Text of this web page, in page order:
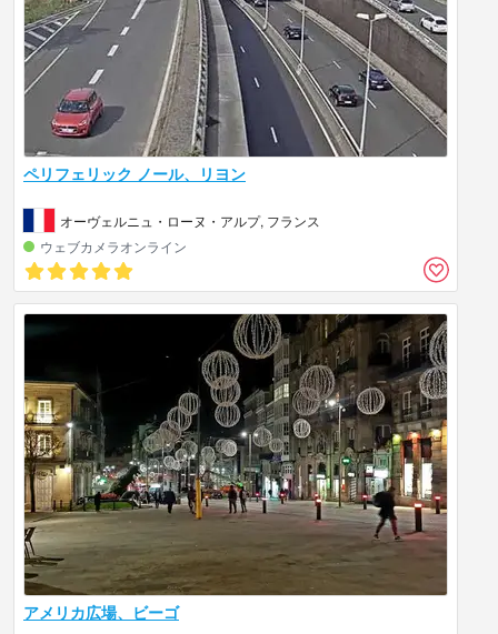
ペリフェリック ノール、リヨン
オーヴェルニュ・ローヌ・アルプ, フランス
ウェブカメラオンライン
アメリカ広場、ビーゴ